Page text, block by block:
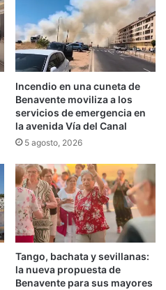
Incendio en una cuneta de
Benavente moviliza a los
servicios de emergencia en
la avenida Vía del Canal
5 agosto, 2026
Tango, bachata y sevillanas:
la nueva propuesta de
Benavente para sus mayores